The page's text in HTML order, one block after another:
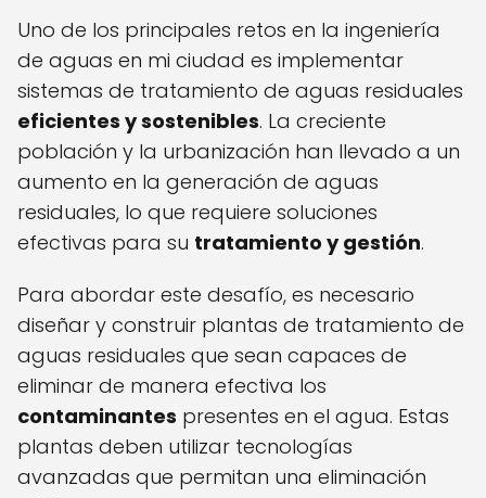
Uno de los principales retos en la ingeniería
de aguas en mi ciudad es implementar
sistemas de tratamiento de aguas residuales
eficientes y sostenibles. La creciente
población y la urbanización han llevado a un
aumento en la generación de aguas
residuales, lo que requiere soluciones
efectivas para su tratamiento y gestión.
Para abordar este desafío, es necesario
diseñar y construir plantas de tratamiento de
aguas residuales que sean capaces de
eliminar de manera efectiva los
contaminantes presentes en el agua. Estas
plantas deben utilizar tecnologías
avanzadas que permitan una eliminación